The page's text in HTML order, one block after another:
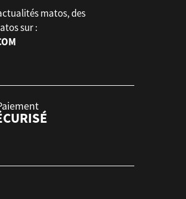
matos, des
sur :